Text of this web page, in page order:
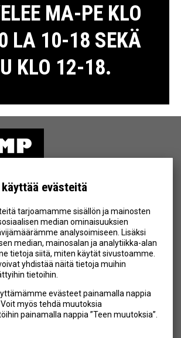
evästeitä
tarjoamamme sisällön ja mainosten
median ominaisuuksien
analysoimiseen. Lisäksi
median, mainosalan ja analytiikka-alan
tietoja siitä, miten käytät sivustoamme.
yhdistää näitä tietoja muihin
tietoihin.
evästeet painamalla nappia
Voit myös tehdä muutoksia
painamalla nappia ”Teen muutoksia”.
MA-PE KLO
LA 10-18 SEKÄ
KLO 12-18.
tallentamisen (